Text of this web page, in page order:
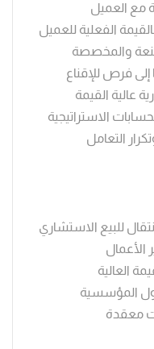
مع العميل
الفعلية للعميل
والمخصصة
إلى فرص للإقناع
عالية القيمة
الاستراتيجية
التعامل
للبيع الاستشاري
الأعمال
العالية
المؤسسية
معقدة